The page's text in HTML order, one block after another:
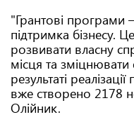
"Грантові
підтримка бізнесу.
розвивати власну
місця та зміцнювати
результаті
вже створено 2178
Олійник.